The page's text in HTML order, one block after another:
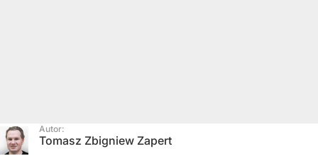
Autor:
Tomasz Zbigniew Zapert